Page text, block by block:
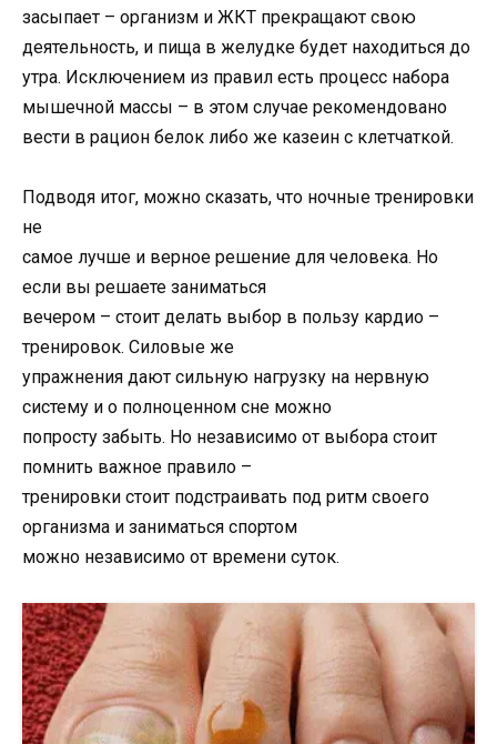
засыпает – организм и ЖКТ прекращают свою
деятельность, и пища в желудке будет находиться до
утра. Исключением из правил есть процесс набора
мышечной массы – в этом случае рекомендовано
вести в рацион белок либо же казеин с клетчаткой.
Подводя итог, можно сказать, что ночные тренировки
не
самое лучше и верное решение для человека. Но
если вы решаете заниматься
вечером – стоит делать выбор в пользу кардио –
тренировок. Силовые же
упражнения дают сильную нагрузку на нервную
систему и о полноценном сне можно
попросту забыть. Но независимо от выбора стоит
помнить важное правило –
тренировки стоит подстраивать под ритм своего
организма и заниматься спортом
можно независимо от времени суток.